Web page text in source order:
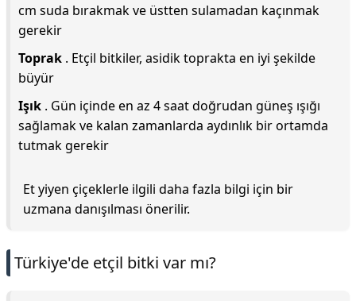
cm suda bırakmak ve üstten sulamadan kaçınmak
gerekir
Toprak . Etçil bitkiler, asidik toprakta en iyi şekilde
büyür
Işık . Gün içinde en az 4 saat doğrudan güneş ışığı
sağlamak ve kalan zamanlarda aydınlık bir ortamda
tutmak gerekir
Et yiyen çiçeklerle ilgili daha fazla bilgi için bir
uzmana danışılması önerilir.
Türkiye'de etçil bitki var mı?